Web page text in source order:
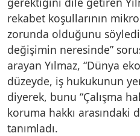
rekabet koşullarının
zorunda olduğunu
değişimin neresinde”
arayan Yılmaz, “Dünya
düzeyde, iş hukukunun
diyerek, bunu “Çalışma
koruma hakkı arasındaki
tanımladı.